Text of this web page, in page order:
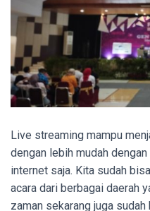
Live streaming mampu
dengan lebih mudah
internet saja. Kita sudah
acara dari berbagai daerah
zaman sekarang juga sudah